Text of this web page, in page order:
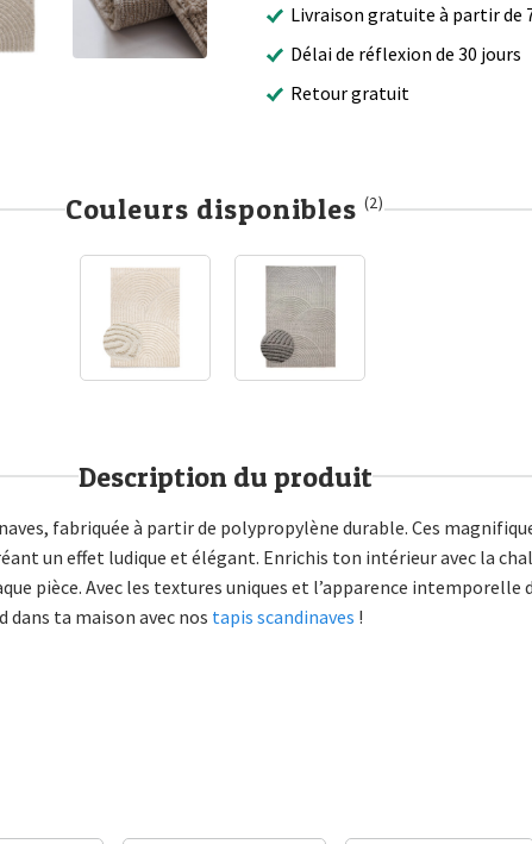
Livraison gratuite à partir de
Délai de réflexion de 30 jours
Retour gratuit
Couleurs disponibles (2)
Description du produit
fabriquée à partir de polypropylène durable. Ces
un effet ludique et élégant. Enrichis ton intérieur avec la
pièce. Avec les textures uniques et l’apparence intemporelle
ta maison avec nos tapis scandinaves !